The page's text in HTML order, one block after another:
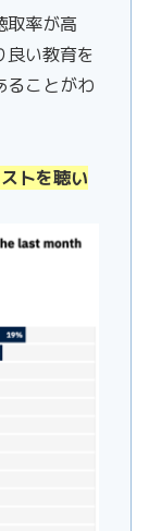
取率が高
い教育を
ることがわ
トを聴い